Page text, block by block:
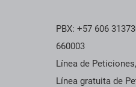
PBX: +57 606
660003
Línea de
Línea gratuita de